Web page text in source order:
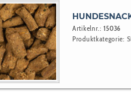
Artikelnr.:15036
Produktkategorie: